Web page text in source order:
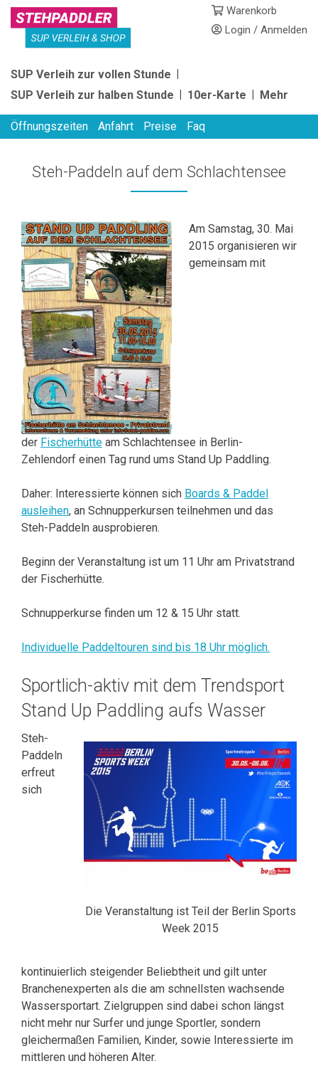
Skip
content
STEHPADDLER
SUP
VERLEIH
Login / Anmelden
Warenkorb
SUP Verleih zur vollen Stunde
SUP Verleih zur halben Stunde
10er-Karte Mehr
Öffnungszeiten Anfahrt Preise Faq
Steh-Paddeln auf dem Schlachtensee
Am Samstag, 30. Mai
2015 organisieren wir
gemeinsam mit
der Fischerhütte am Schlachtensee in Berlin-
Zehlendorf einen Tag rund ums Stand Up Paddling.
Daher: Interessierte können sich Boards & Paddel
ausleihen, an Schnupperkursen teilnehmen und das
Steh-Paddeln ausprobieren.
Beginn der Veranstaltung ist um 11 Uhr am Privatstrand
der Fischerhütte.
Schnupperkurse finden um 12 & 15 Uhr statt.
Individuelle Paddeltouren sind bis 18 Uhr möglich.
Sportlich-aktiv mit dem Trendsport
Stand Up Paddling aufs Wasser
Die Veranstaltung ist Teil der Berlin Sports
Week 2015
Steh-
Paddeln
erfreut
sich
kontinuierlich steigender Beliebtheit und gilt unter
Branchenexperten als die am schnellsten wachsende
Wassersportart. Zielgruppen sind dabei schon längst
nicht mehr nur Surfer und junge Sportler, sondern
gleichermaßen Familien, Kinder, sowie Interessierte im
mittleren und höheren Alter.